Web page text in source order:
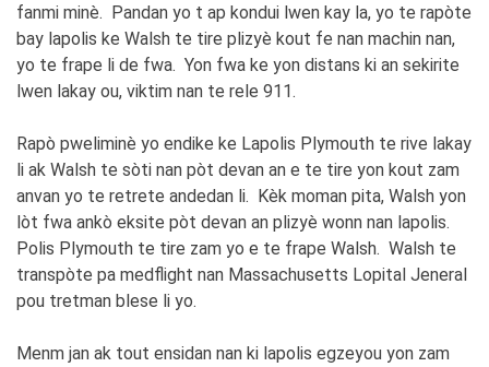
fanmi minè. Pandan yo t ap kondui lwen kay la, yo te rapòte
bay lapolis ke Walsh te tire plizyè kout fe nan machin nan,
yo te frape li de fwa. Yon fwa ke yon distans ki an sekirite
lwen lakay ou, viktim nan te rele 911.
Rapò pweliminè yo endike ke Lapolis Plymouth te rive lakay
li ak Walsh te sòti nan pòt devan an e te tire yon kout zam
anvan yo te retrete andedan li. Kèk moman pita, Walsh yon
lòt fwa ankò eksite pòt devan an plizyè wonn nan lapolis.
Polis Plymouth te tire zam yo e te frape Walsh. Walsh te
transpòte pa medflight nan Massachusetts Lopital Jeneral
pou tretman blese li yo.
Menm jan ak tout ensidan nan ki lapolis egzeyou yon zam